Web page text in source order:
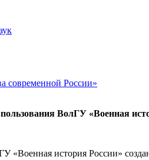
современной России»
ВолГУ «Военная
«Военная история России»